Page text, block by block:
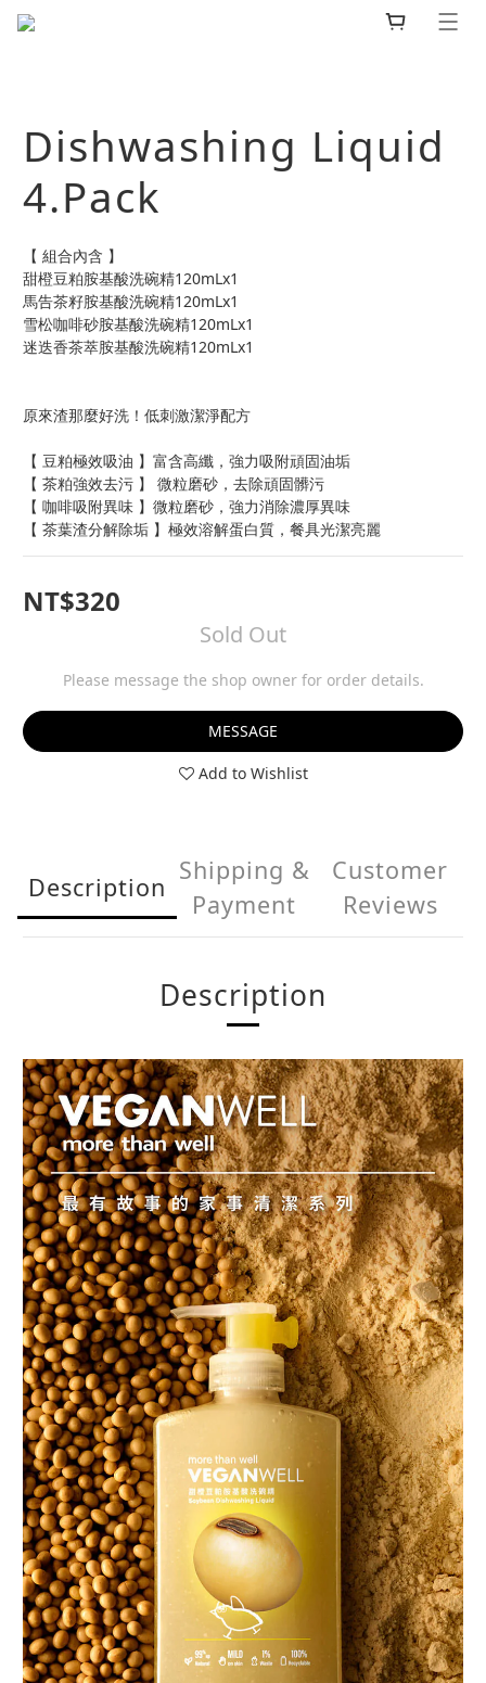
Dishwashing Liquid
4.Pack
【 組合內含 】
甜橙豆粕胺基酸洗碗精120mLx1
馬告茶籽胺基酸洗碗精120mLx1
雪松咖啡砂胺基酸洗碗精120mLx1
迷迭香茶萃胺基酸洗碗精120mLx1
原來渣那麼好洗！低刺激潔淨配方
【 豆粕極效吸油 】富含高纖，強力吸附頑固油垢
【 茶粕強效去污 】 微粒磨砂，去除頑固髒污
【 咖啡吸附異味 】微粒磨砂，強力消除濃厚異味
【 茶葉渣分解除垢 】極效溶解蛋白質，餐具光潔亮麗
NT$320
Sold Out
Please message the shop owner for order details.
MESSAGE
Add to Wishlist
Description
Shipping &
Payment
Customer
Reviews
Description